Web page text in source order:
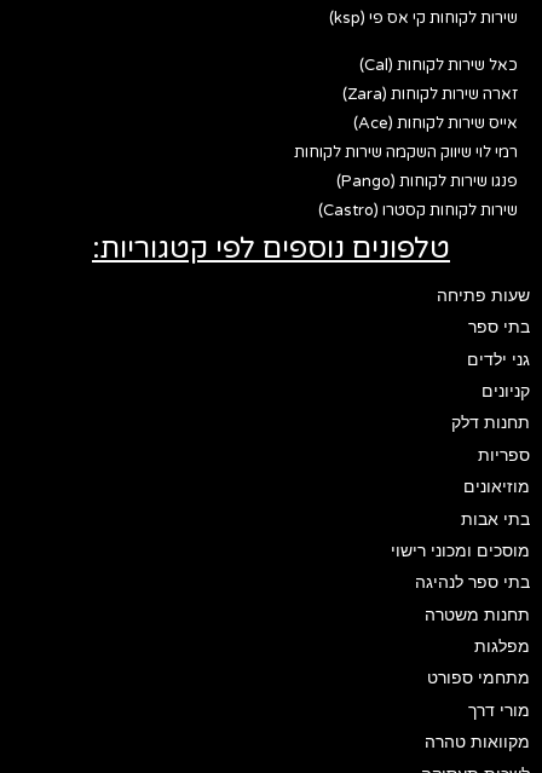
שירות לקוחות קי אס פי (ksp)
כאל שירות לקוחות (Cal)
זארה שירות לקוחות (Zara)
אייס שירות לקוחות (Ace)
רמי לוי שיווק השקמה שירות לקוחות
פנגו שירות לקוחות (Pango)
שירות לקוחות קסטרו (Castro)
טלפונים נוספים לפי קטגוריות:
שעות פתיחה
בתי ספר
גני ילדים
קניונים
תחנות דלק
ספריות
מוזיאונים
בתי אבות
מוסכים ומכוני רישוי
בתי ספר לנהיגה
תחנות משטרה
מפלגות
מתחמי ספורט
מורי דרך
מקוואות טהרה